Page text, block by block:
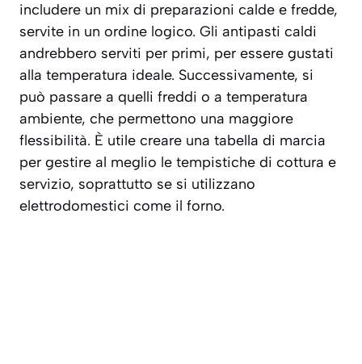
includere un mix di preparazioni calde e fredde,
servite in un ordine logico. Gli antipasti caldi
andrebbero serviti per primi, per essere gustati
alla temperatura ideale. Successivamente, si
può passare a quelli freddi o a temperatura
ambiente, che permettono una maggiore
flessibilità. È utile creare una tabella di marcia
per gestire al meglio le tempistiche di cottura e
servizio, soprattutto se si utilizzano
elettrodomestici come il forno.